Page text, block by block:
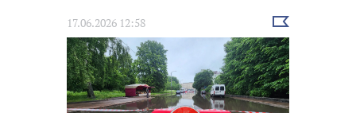
17.06.2026 12:58
Выбрать
новость